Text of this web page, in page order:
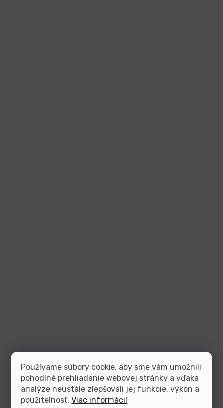
Používame súbory cookie, aby sme vám umožnili
pohodlné prehliadanie webovej stránky a vďaka
analýze neustále zlepšovali jej funkcie, výkon a
použiteľnosť.Viac informácií